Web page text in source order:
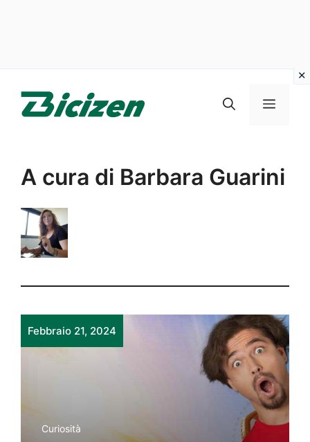
Menu
A cura di Barbara Guarini
Febbraio 21, 2024
Curiosità